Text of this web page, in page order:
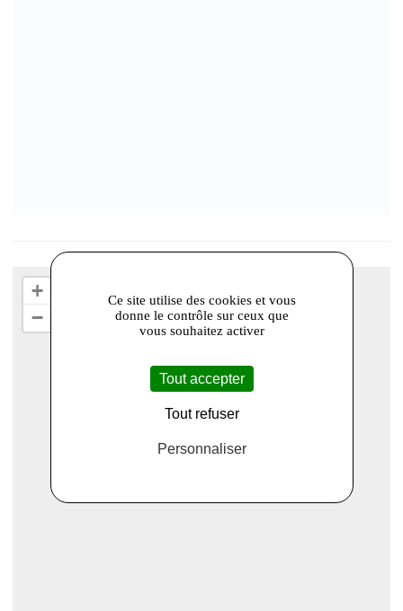
+
−
Ce site utilise des cookies et vous
donne le contrôle sur ceux que
vous souhaitez activer
Tout accepter
Tout refuser
Personnaliser